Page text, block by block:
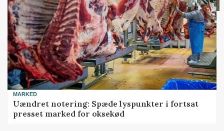
MARKED
Uændret notering: Spæde lyspunkter i fortsat
presset marked for oksekød